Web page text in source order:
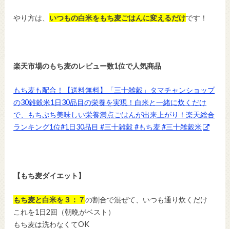
やり方は、 いつもの白米をもち麦ごはんに変えるだけです！
楽天市場のもち麦のレビュー数1位で人気商品
もち麦も配合！【送料無料】「三十雑穀」タマチャンショップ
の30雑穀米1日30品目の栄養を実現！白米と一緒に炊くだけ
で、もちぷち美味しい栄養満点ごはんが出来上がり！楽天総合
ランキング1位#1日30品目 #三十雑穀 #もち麦 #三十雑穀米
【もち麦ダイエット】
もち麦と白米を３：７の割合で混ぜて、いつも通り炊くだけ
これを1日2回（朝晩がベスト）
もち麦は洗わなくてOK